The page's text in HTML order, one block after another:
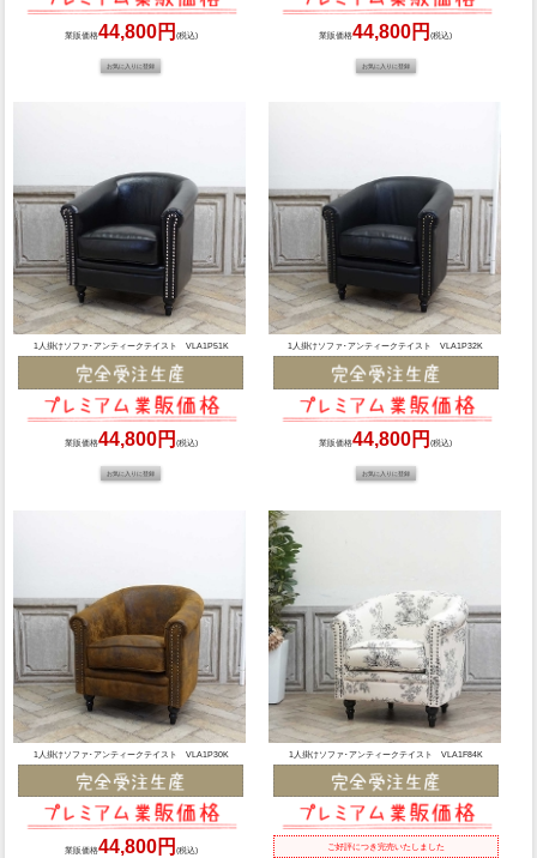
業販価格44,800円 (税込) 業販価格44,800円(税込)
1人掛けソファ･アンティークテイスト VLA1P51K
業販価格44,800円 (税込)
1人掛けソファ･アンティークテイスト VLA1P32K
業販価格44,800円(税込)
1人掛けソファ･アンティークテイスト VLA1P30K
業販価格44,800円 (税込)
1人掛けソファ･アンティークテイスト VLA1F84K
ご好評につき完売いたしました